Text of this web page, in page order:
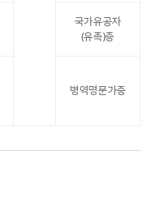
국가유공자
(유족)증
병역명문가증